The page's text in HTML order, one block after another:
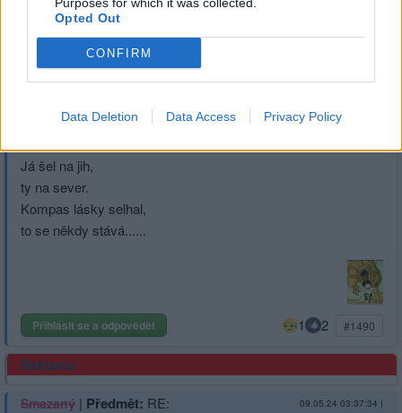
Opted Out
CONFIRM
Data Deletion Data Access Privacy Policy
|Předmět:
Nepotkali jsme se,
Já šel na jih,
ty na sever.
Kompas lásky selhal,
to se někdy stává......
Přihlásit se a odpovědět 1 2 #1490
Reklama
Smazaný | Předmět: RE: 09.05.24 03:37:34 |